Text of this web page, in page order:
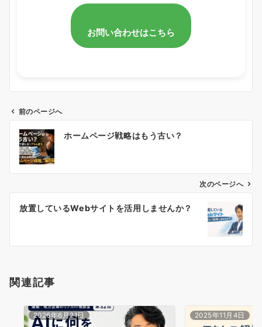
お問い合わせはこちら
ン
前のページへ
ホームページ戦略はもう古い？
次のページへ
放置しているWebサイトを活用しませんか？
関連記事
2026年6月21日 2025年11月4日